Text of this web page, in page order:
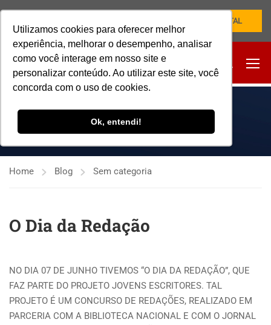
Utilizamos cookies para oferecer melhor
experiência, melhorar o desempenho, analisar
como você interage em nosso site e
personalizar conteúdo. Ao utilizar este site, você
concorda com o uso de cookies.
Ok, entendi!
NOVO PORTAL
SEM CATEGORIA
Home Blog Sem categoria
O Dia da Redação
NO DIA 07 DE JUNHO TIVEMOS “O DIA DA REDAÇÃO”, QUE
FAZ PARTE DO PROJETO JOVENS ESCRITORES. TAL
PROJETO É UM CONCURSO DE REDAÇÕES, REALIZADO EM
PARCERIA COM A BIBLIOTECA NACIONAL E COM O JORNAL